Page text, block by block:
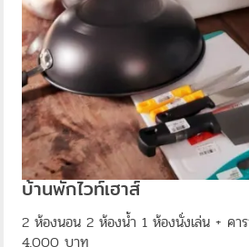
บ้านพักไวท์เฮาส์
2 ห้องนอน 2 ห้องน้ำ 1 ห้องนั่งเล่น + คา
4,000 บาท